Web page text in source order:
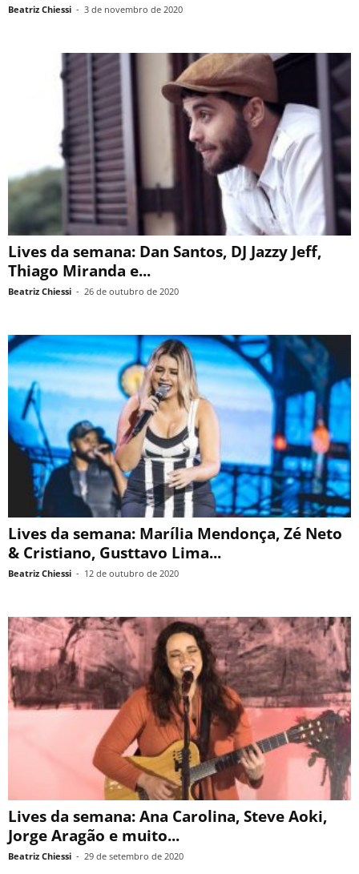
Beatriz Chiessi - 3 de novembro de 2020
Lives da semana: Dan Santos, DJ Jazzy Jeff,
Thiago Miranda e...
Beatriz Chiessi - 26 de outubro de 2020
Lives da semana: Marília Mendonça, Zé Neto
& Cristiano, Gusttavo Lima...
Beatriz Chiessi - 12 de outubro de 2020
Lives da semana: Ana Carolina, Steve Aoki,
Jorge Aragão e muito...
Beatriz Chiessi - 29 de setembro de 2020